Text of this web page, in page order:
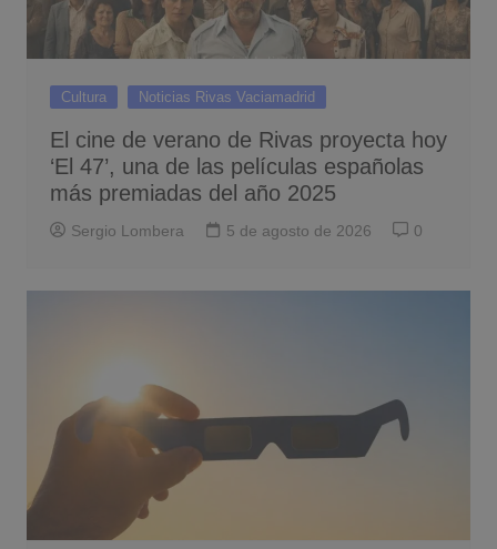
Cultura Noticias Rivas Vaciamadrid
El cine de verano de Rivas proyecta hoy
‘El 47’, una de las películas españolas
más premiadas del año 2025
Sergio Lombera 5 de agosto de 2026 0